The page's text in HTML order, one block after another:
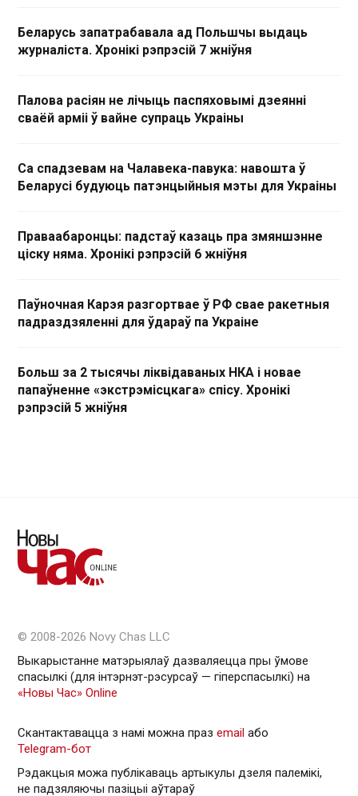
Беларусь запатрабавала ад Польшчы выдаць
журналіста. Хронікі рэпрэсій 7 жніўня
Палова расіян не лічыць паспяховымі дзеянні
сваёй арміі ў вайне супраць Украіны
Са спадзевам на Чалавека-павука: навошта ў
Беларусі будуюць патэнцыйныя мэты для Украіны
Праваабаронцы: падстаў казаць пра змяншэнне
ціску няма. Хронікі рэпрэсій 6 жніўня
Паўночная Карэя разгортвае ў РФ свае ракетныя
падраздзяленні для ўдараў па Украіне
Больш за 2 тысячы ліквідаваных НКА і новае
папаўненне «экстрэмісцкага» спісу. Хронікі
рэпрэсій 5 жніўня
© 2008-2026 Novy Chas LLC
Выкарыстанне матэрыялаў дазваляецца пры ўмове
спасылкі (для інтэрнэт-рэсурсаў — гiперспасылкi) на
«Новы Час» Online
Скантактавацца з намі можна праз email або
Telegram-бот
Рэдакцыя можа публікаваць артыкулы дзеля палемікі,
не падзяляючы пазіцыі аўтараў